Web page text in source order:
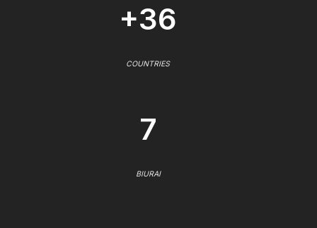
+36
COUNTRIES
7
BIURAI